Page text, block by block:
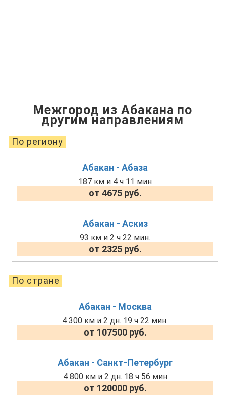
Межгород из Абакана по
другим направлениям
По региону
Абакан - Абаза
187 км и 4 ч 11 мин
от 4675 руб.
Абакан - Аскиз
93 км и 2 ч 22 мин.
от 2325 руб.
По стране
Абакан - Москва
4 300 км и 2 дн. 19 ч 22 мин.
от 107500 руб.
Абакан - Санкт-Петербург
4 800 км и 2 дн. 18 ч 56 мин
от 120000 руб.